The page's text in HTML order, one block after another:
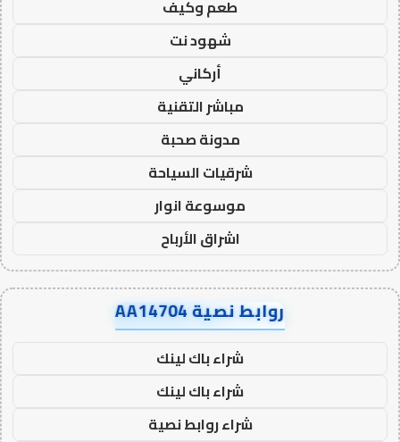
طعم وكيف
شهود نت
أركاني
مباشر التقنية
مدونة صحبة
شرقيات السياحة
موسوعة انوار
اشراق الأرباح
روابط نصية AA14704
شراء باك لينك
شراء باك لينك
شراء روابط نصية